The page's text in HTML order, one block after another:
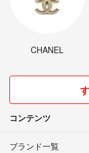
CHANEL
コンテンツ
ブランド一覧